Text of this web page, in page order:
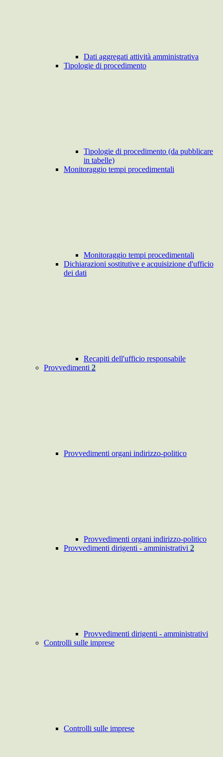
Dati aggregati attività amministrativa
Tipologie di procedimento
Tipologie di procedimento (da pubblicare
in tabelle)
Monitoraggio tempi procedimentali
Monitoraggio tempi procedimentali
Dichiarazioni sostitutive e acquisizione d'ufficio
dei dati
Recapiti dell'ufficio responsabile
Provvedimenti 2
Provvedimenti organi indirizzo-politico
Provvedimenti organi indirizzo-politico
Provvedimenti dirigenti - amministrativi 2
Provvedimenti dirigenti - amministrativi
Controlli sulle imprese
Controlli sulle imprese